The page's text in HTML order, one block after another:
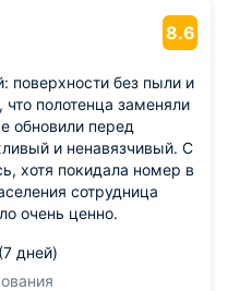
8.6
поверхности без пыли и
что полотенца заменяли
обновили перед
и ненавязчивый. С
хотя покидала номер в
сотрудница
очень ценно.
дней)